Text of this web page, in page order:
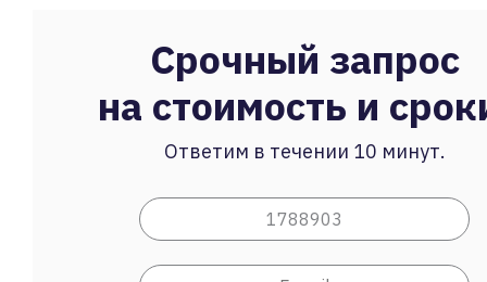
Срочный запрос
на стоимость и
Ответим в течении 10 минут.